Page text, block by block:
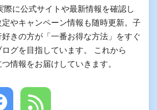
際に公式サイトや最新情報を確認し
やキャンペーン情報も随時更新。子
きの方が「一番お得な方法」をすぐ
グを目指しています。 これから
情報をお届けしていきます。